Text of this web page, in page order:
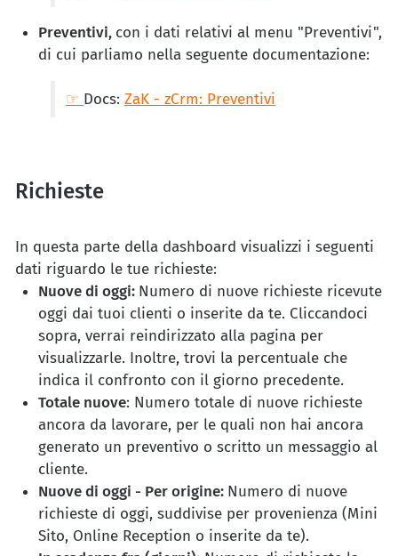
Preventivi, con i dati relativi al menu "Preventivi",
di cui parliamo nella seguente documentazione:
☞ Docs: ZaK - zCrm: Preventivi
Richieste
In questa parte della dashboard visualizzi i seguenti
dati riguardo le tue richieste:
Nuove di oggi: Numero di nuove richieste ricevute
oggi dai tuoi clienti o inserite da te. Cliccandoci
sopra, verrai reindirizzato alla pagina per
visualizzarle. Inoltre, trovi la percentuale che
indica il confronto con il giorno precedente.
Totale nuove: Numero totale di nuove richieste
ancora da lavorare, per le quali non hai ancora
generato un preventivo o scritto un messaggio al
cliente.
Nuove di oggi - Per origine: Numero di nuove
richieste di oggi, suddivise per provenienza (Mini
Sito, Online Reception o inserite da te).